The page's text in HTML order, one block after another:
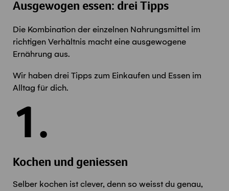
Ausgewogen essen: drei Tipps
Die Kombination der einzelnen Nahrungsmittel im
richtigen Verhältnis macht eine ausgewogene
Ernährung aus.
Wir haben drei Tipps zum Einkaufen und Essen im
Alltag für dich.
1.
Kochen und geniessen
Selber kochen ist clever, denn so weisst du genau,